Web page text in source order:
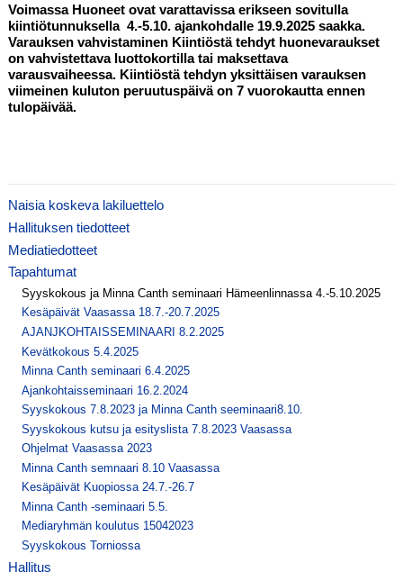
Voimassa Huoneet ovat varattavissa erikseen sovitulla
kiintiötunnuksella 4.-5.10. ajankohdalle 19.9.2025 saakka.
Varauksen vahvistaminen Kiintiöstä tehdyt huonevaraukset
on vahvistettava luottokortilla tai maksettava
varausvaiheessa. Kiintiöstä tehdyn yksittäisen varauksen
viimeinen kuluton peruutuspäivä on 7 vuorokautta ennen
tulopäivää.
Naisia koskeva lakiluettelo
Hallituksen tiedotteet
Mediatiedotteet
Tapahtumat
Syyskokous ja Minna Canth seminaari Hämeenlinnassa 4.-5.10.2025
Kesäpäivät Vaasassa 18.7.-20.7.2025
AJANJKOHTAISSEMINAARI 8.2.2025
Kevätkokous 5.4.2025
Minna Canth seminaari 6.4.2025
Ajankohtaisseminaari 16.2.2024
Syyskokous 7.8.2023 ja Minna Canth seeminaari8.10.
Syyskokous kutsu ja esityslista 7.8.2023 Vaasassa
Ohjelmat Vaasassa 2023
Minna Canth semnaari 8.10 Vaasassa
Kesäpäivät Kuopiossa 24.7.-26.7
Minna Canth -seminaari 5.5.
Mediaryhmän koulutus 15042023
Syyskokous Torniossa
Hallitus